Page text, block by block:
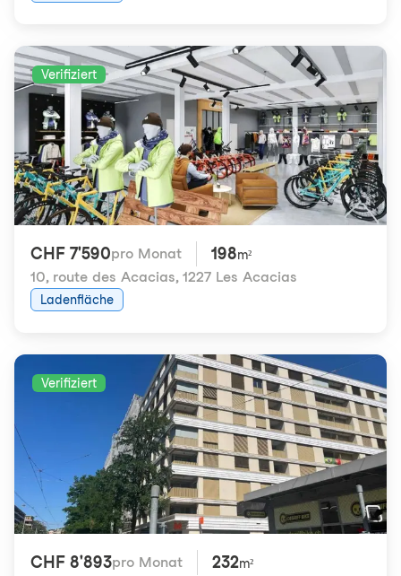
Verifiziert
CHF 7'590pro Monat 198m²
10, route des Acacias, 1227 Les Acacias
Ladenfläche
Verifiziert
CHF 8'893pro Monat 232m²